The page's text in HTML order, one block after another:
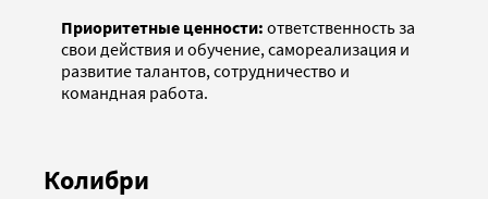
Приоритетные ценности: ответственность за
свои действия и обучение, самореализация и
развитие талантов, сотрудничество и
командная работа.
Колибри